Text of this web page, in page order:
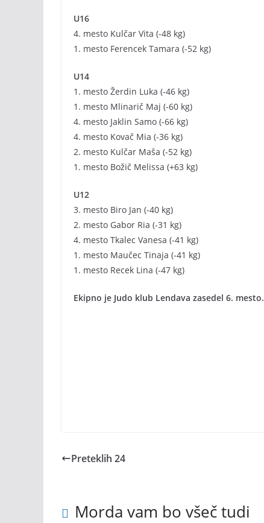
U16
4. mesto Kulčar Vita (-48 kg)
1. mesto Ferencek Tamara (-52 kg)
U14
1. mesto Žerdin Luka (-46 kg)
1. mesto Mlinarič Maj (-60 kg)
4. mesto Jaklin Samo (-66 kg)
4. mesto Kovač Mia (-36 kg)
2. mesto Kulčar Maša (-52 kg)
1. mesto Božič Melissa (+63 kg)
U12
3. mesto Biro Jan (-40 kg)
2. mesto Gabor Ria (-31 kg)
4. mesto Tkalec Vanesa (-41 kg)
1. mesto Maučec Tinaja (-41 kg)
1. mesto Recek Lina (-47 kg)
Ekipno je Judo klub Lendava zasedel 6. mesto.
Preteklih 24
Morda vam bo všeč tudi